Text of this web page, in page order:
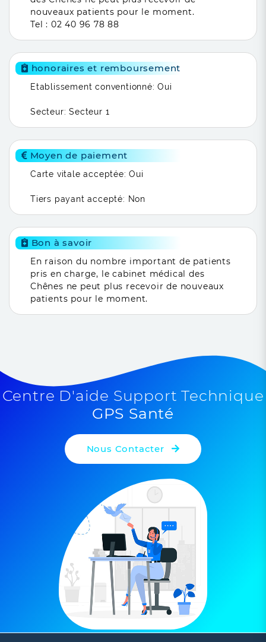
nouveaux patients pour le moment.
Tel : 02 40 96 78 88
honoraires et remboursement
Etablissement conventionné: Oui
Secteur: Secteur 1
Moyen de paiement
Carte vitale acceptée: Oui
Tiers payant accepté: Non
Bon à savoir
En raison du nombre important de patients
pris en charge, le cabinet médical des
Chênes ne peut plus recevoir de nouveaux
patients pour le moment.
Centre D'aide Support Technique
GPS Santé
Nous Contacter